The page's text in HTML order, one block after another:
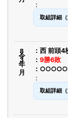
取組詳細
令8年3月 西 前頭4
9勝6敗
取組詳細